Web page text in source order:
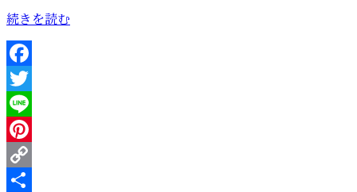
の
“バ
ス
釣
り
専
用
の
シ
ョ
ル
続きを読む
Facebook
Twitter
Line
Pinterest
Copy